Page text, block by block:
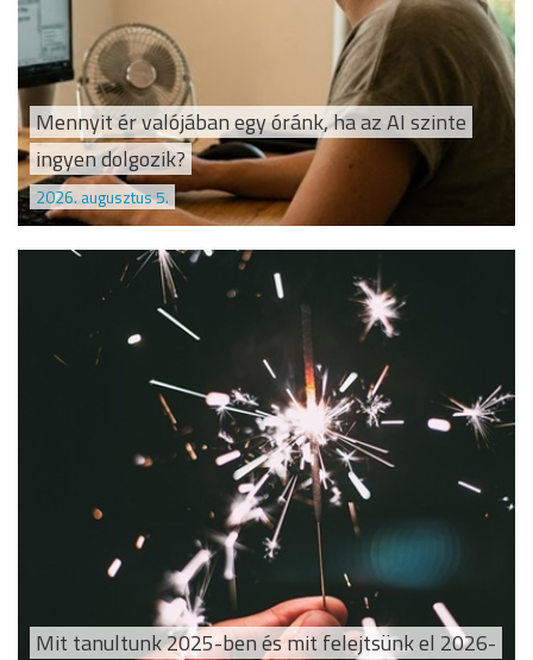
Mennyit ér valójában egy óránk, ha az AI szinte
ingyen dolgozik?
2026. augusztus 5.
Mit tanultunk 2025-ben és mit felejtsünk el 2026-